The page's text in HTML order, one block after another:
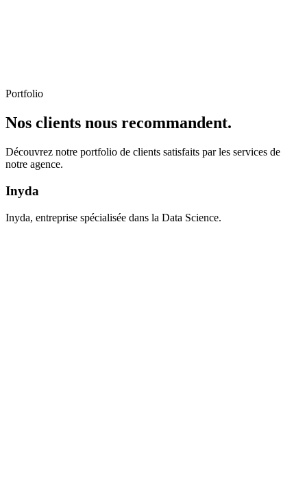
Portfolio
Nos clients nous recommandent.
Découvrez notre portfolio de clients satisfaits par les services de
notre agence.
Inyda
Inyda, entreprise spécialisée dans la Data Science.